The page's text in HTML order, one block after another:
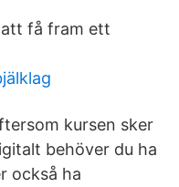
få fram ett
kursen sker
behöver du ha
också ha